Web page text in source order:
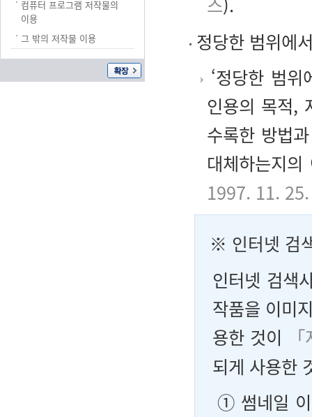
컴퓨터 프로그램 저작물의
이용
그 밖의 저작물 이용
스).
정당한 범위에
‘정당한 범
인용의 목적,
수록한 방법
대체하는지
1997. 11.
※ 인터넷 검
인터넷 검색
작품을 이미
용한 것이
되게 사용한
① 썸네일 이